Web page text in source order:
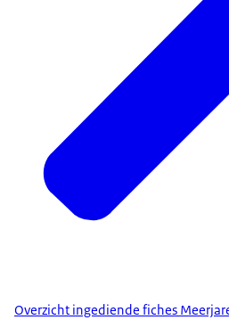
Overzicht ingediende fiches